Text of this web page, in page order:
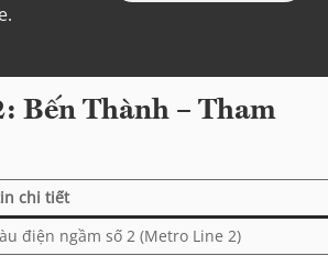
Bến Thành – Tham
chi tiết
điện ngầm số 2 (Metro Line 2)